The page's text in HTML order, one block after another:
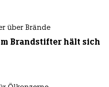
über Brände
Brandstifter hält sich